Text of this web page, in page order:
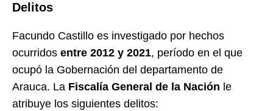
Delitos
Facundo Castillo es investigado por hechos
ocurridos entre 2012 y 2021, período en el que
ocupó la Gobernación del departamento de
Arauca. La Fiscalía General de la Nación le
atribuye los siguientes delitos: